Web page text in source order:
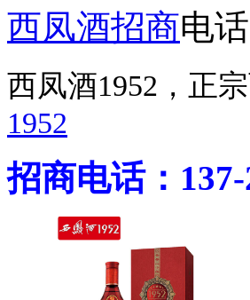
西凤酒招商电
西凤酒1952，正
1952
招商电话：